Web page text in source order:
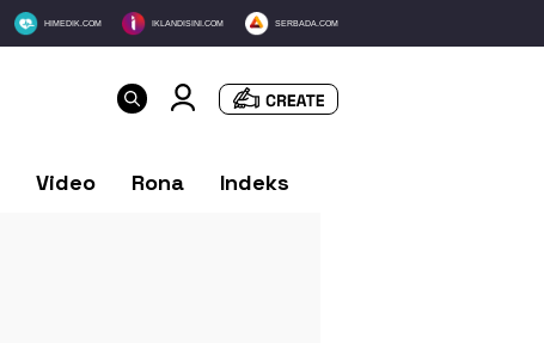
HIMEDIK.COM IKLANDISINI.COM SERBADA.COM
Video Rona Indeks